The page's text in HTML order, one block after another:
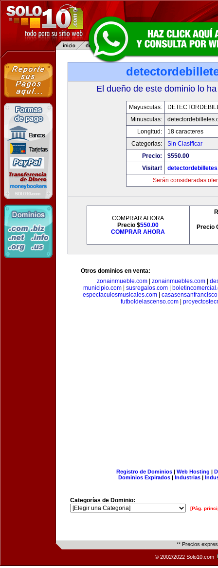
El dueño de este dominio lo
Mayusculas:
Minusculas:
Longitud:
18 caracteres
Categorias:
Sin Clasificar
Precio:
$550.00
Visitar!
Serán consideradas
COMPRAR AHORA
Precio $550.00
COMPRAR AHORA
Precio
Otros dominios en venta:
zonainmueble.com
zonainmuebles.com
municipio.com| susregalos.com|
espectaculosmusicales.com|
futboldelascenso.com
Registro de Dominios| Web Hosting |
Dominios Expirados | Industrias |
Categorías de Dominio:
[Pág.
** Precios
© 2002/2022 Solo10.com